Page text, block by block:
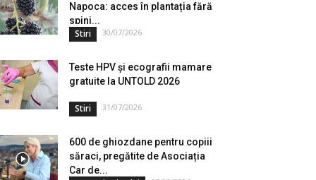
Napoca: acces în plantația fără
spini...
Stiri 30/07/2026
Teste HPV și ecografii mamare
gratuite la UNTOLD 2026
Stiri 31/07/2026
600 de ghiozdane pentru copiii
săraci, pregătite de Asociația
Car de...